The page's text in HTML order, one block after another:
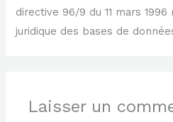
directive 96/9 du 11 mars
juridique des bases de
Laisser un